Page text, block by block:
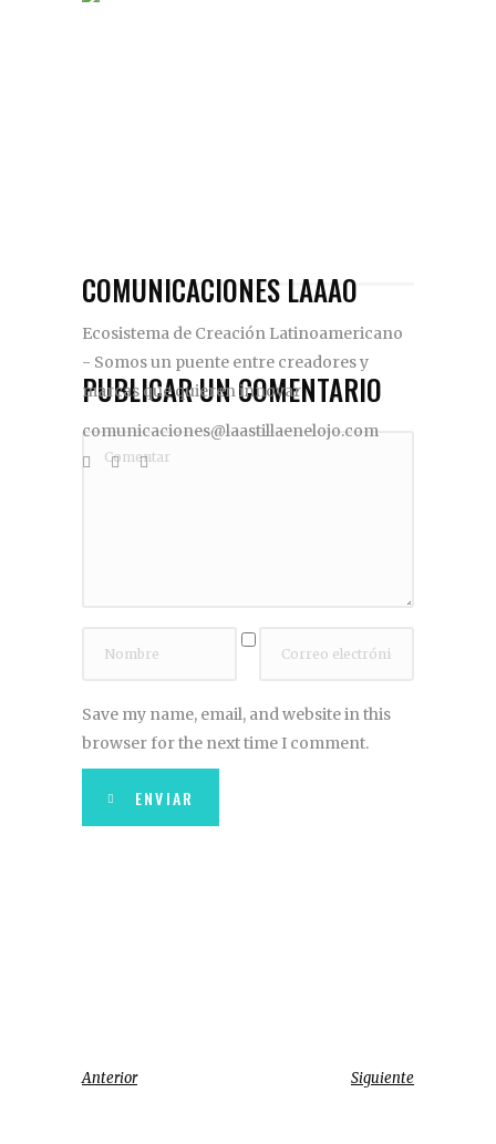
COMUNICACIONES LAAAO
Ecosistema de Creación Latinoamericano
- Somos un puente entre creadores y
marcas que quieren innovar
comunicaciones@laastillaenelojo.com
PUBLICAR UN COMENTARIO
Save my name, email, and website in this
browser for the next time I comment.
ENVIAR
Anterior Siguiente